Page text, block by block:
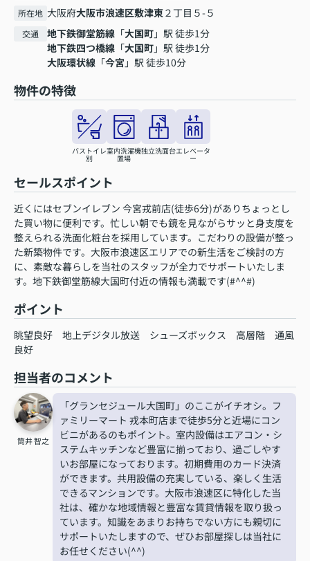
所在地 大阪府大阪市浪速区敷津東２丁目５-５
交通 地下鉄御堂筋線 「大国町」駅 徒歩1分
地下鉄四つ橋線 「大国町」駅 徒歩1分
大阪環状線 「今宮 」駅 徒歩10分
物件の特徴
バストイレ
別
室内洗濯機
置場
独立洗面台エレベータ
ー
セールスポイント
近くにはセブンイレブン 今宮戎前店(徒歩6分)がありちょっとし
た買い物に便利です。忙しい朝でも鏡を見ながらサッと身支度を
整えられる洗面化粧台を採用しています。こだわりの設備が整っ
た新築物件です。大阪市浪速区エリアでの新生活をご検討の方
に、素敵な暮らしを当社のスタッフが全力でサポートいたしま
す。地下鉄御堂筋線大国町付近の情報も満載です(#^^#)
ポイント
眺望良好 地上デジタル放送 シューズボックス 高層階
通風
良好
担当者のコメント
筒井 智之
「グランセジュール大国町」のここがイチオシ。フ
ァミリーマート 戎本町店まで徒歩5分と近場にコン
ビニがあるのもポイント。室内設備はエアコン・シ
ステムキッチンなど豊富に揃っており、過ごしやす
いお部屋になっております。初期費用のカード決済
ができます。共用設備の充実している、楽しく生活
できるマンションです。大阪市浪速区に特化した当
社は、確かな地域情報と豊富な賃貸情報を取り扱っ
ています。知識をあまりお持ちでない方にも親切に
サポートいたしますので、ぜひお部屋探しは当社に
お任せください(^^)